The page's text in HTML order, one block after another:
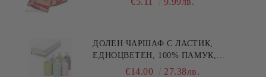
ДОЛЕН ЧАРШАФ С ЛАСТИК,
ЕДНОЦВЕТЕН, 100% ПАМУК,
РАЗЛИЧНИ РАЗМЕРИ
€14.00 27.38лв.